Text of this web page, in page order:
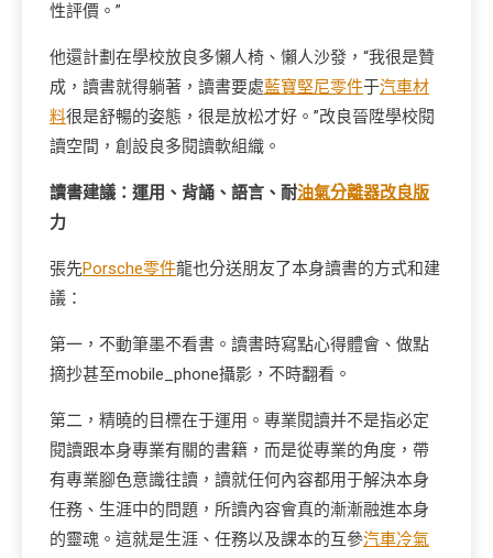
性評價。”
他還計劃在學校放良多懶人椅、懶人沙發，“我很是贊
成，讀書就得躺著，讀書要處藍寶堅尼零件于汽車材
料很是舒暢的姿態，很是放松才好。”改良晉陞學校閱
讀空間，創設良多閱讀軟組織。
讀書建議：運用、背誦、語言、耐油氣分離器改良版
力
張先Porsche零件龍也分送朋友了本身讀書的方式和建
議：
第一，不動筆墨不看書。讀書時寫點心得體會、做點
摘抄甚至mobile_phone攝影，不時翻看。
第二，精曉的目標在于運用。專業閱讀并不是指必定
閱讀跟本身專業有關的書籍，而是從專業的角度，帶
有專業腳色意識往讀，讀就任何內容都用于解決本身
任務、生涯中的問題，所讀內容會真的漸漸融進本身
的靈魂。這就是生涯、任務以及課本的互參汽車冷氣